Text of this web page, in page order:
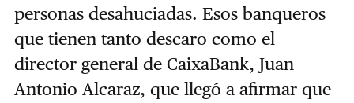
personas desahuciadas. Esos banqueros
que tienen tanto descaro como el
director general de CaixaBank, Juan
Antonio Alcaraz, que llegó a afirmar que